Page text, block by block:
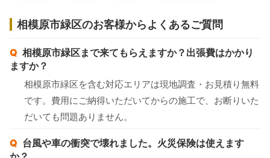
相模原市緑区のお客様からよくあるご質問
相模原市緑区まで来てもらえますか？出張費はかかり
ますか？
相模原市緑区を含む対応エリアは現地調査・お見積り無料
です。費用にご納得いただいてからの施工で、お断りいた
だいても問題ありません。
台風や車の衝突で壊れました。火災保険は使えます